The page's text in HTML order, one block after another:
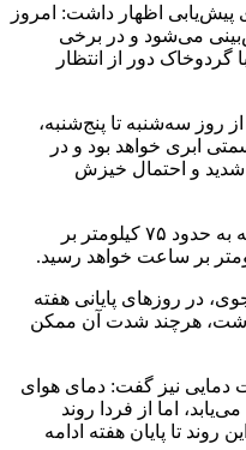
پیش‌یابی اظهار داشت: امروز
می‌شود و در برخی
دور از انتظار
روز سه‌شنبه تا پنج‌شنبه،
ابری خواهد بود و در
و احتمال خیزش
وی، سرعت وزش باد در روز سه‌شنبه به حدود ۷۵ کیلومتر بر
در روزهای پایانی هفته
داشت، هرچند شدت آن ممکن
دمایی نیز گفت: دمای هوای
اما از فردا روند
تا پایان هفته ادامه